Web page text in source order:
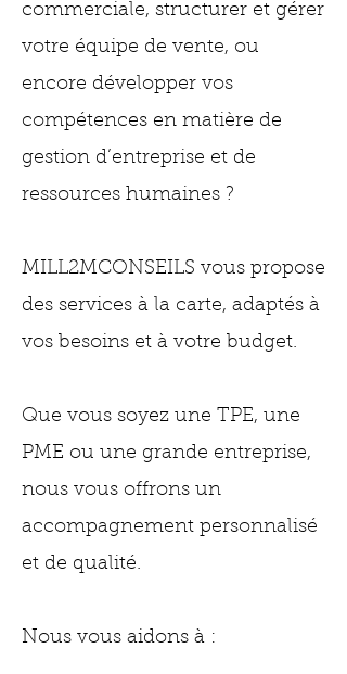
commerciale, structurer et gérer
votre équipe de vente, ou
encore développer vos
compétences en matière de
gestion d’entreprise et de
ressources humaines ?
MILL2MCONSEILS vous propose
des services à la carte, adaptés à
vos besoins et à votre budget.
Que vous soyez une TPE, une
PME ou une grande entreprise,
nous vous offrons un
accompagnement personnalisé
et de qualité.
Nous vous aidons à :